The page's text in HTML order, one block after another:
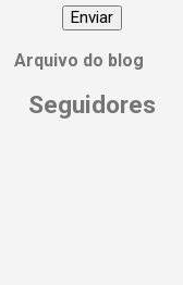
#MulheresPoderosas
Arquivo do blog
Seguidores